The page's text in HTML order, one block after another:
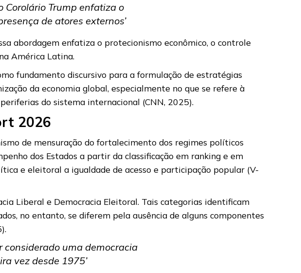
Corolário Trump enfatiza o
de atores externos’
abordagem enfatiza o protecionismo econômico, o controle
América Latina.
fundamento discursivo para a formulação de estratégias
da economia global, especialmente no que se refere à
do sistema internacional (CNN, 2025).
2026
de mensuração do fortalecimento dos regimes políticos
dos Estados a partir da classificação em ranking e em
e eleitoral a igualdade de acesso e participação popular (V-
Liberal e Democracia Eleitoral. Tais categorias identificam
no entanto, se diferem pela ausência de alguns componentes
considerado uma democracia
vez desde 1975’